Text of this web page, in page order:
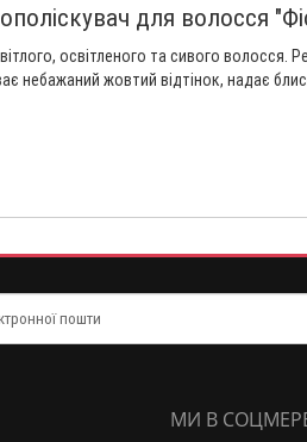
для волосся
освітленого та сивого
небажаний жовтий відтінок, надає
МИ В